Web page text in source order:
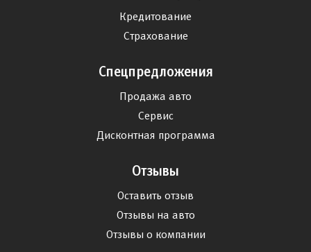
Кредитование
Страхование
Спецпредложения
Продажа авто
Сервис
Дисконтная программа
Отзывы
Оставить отзыв
Отзывы на авто
Отзывы о компании